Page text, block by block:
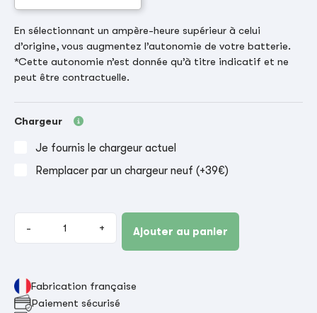
En sélectionnant un ampère-heure supérieur à celui
d’origine, vous augmentez l’autonomie de votre batterie.
*Cette autonomie n’est donnée qu’à titre indicatif et ne
peut être contractuelle.
Chargeur
Je fournis le chargeur actuel
Remplacer par un chargeur neuf (+39€)
- + Ajouter au panier
Fabrication française
Paiement sécurisé